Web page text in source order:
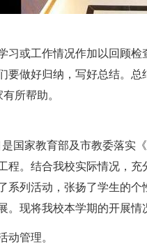
习或工作情况作加以回顾
要做好归纳，写好总结。
所帮助。
是国家教育部及市教委落实
程。结合我校实际情况，
系列活动，张扬了学生的
。现将我校本学期的开展情
动管理。